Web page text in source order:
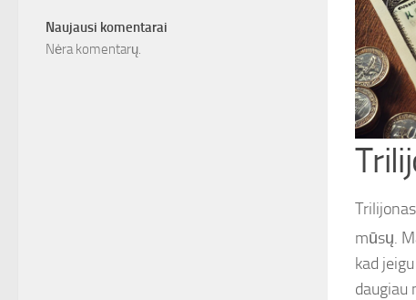
mūsų.
kad
daugiau
Naujausi komentarai
Nėra komentarų.